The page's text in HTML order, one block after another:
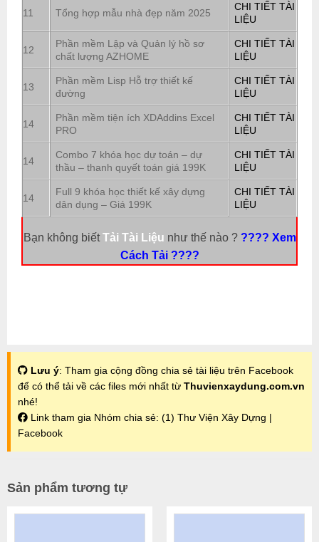
11 Tổng hợp mẫu nhà đẹp năm 2025
CHI TIẾT TÀI
LIỆU
12
Phần mềm Lập và Quản lý hồ sơ
chất lượng AZHOME
CHI TIẾT TÀI
LIỆU
13
Phần mềm Lisp Hỗ trợ thiết kế
đường
CHI TIẾT TÀI
LIỆU
14
Phần mềm tiện ích XDAddins Excel
PRO
CHI TIẾT TÀI
LIỆU
14
Combo 7 khóa học dự toán – dự
thầu – thanh quyết toán giá 199K
CHI TIẾT TÀI
LIỆU
14
Full 9 khóa học thiết kế xây dựng
dân dụng – Giá 199K
CHI TIẾT TÀI
LIỆU
Bạn không biếtTải Tài Liệu như thế nào ? ???? Xem
Cách Tải ????
Lưu ý: Tham gia cộng đồng chia sẻ tài liệu trên Facebook
để có thể tải về các files mới nhất từ Thuvienxaydung.com.vn
nhé!
Link tham gia Nhóm chia sẻ: (1) Thư Viện Xây Dựng |
Facebook
Sản phẩm tương tự